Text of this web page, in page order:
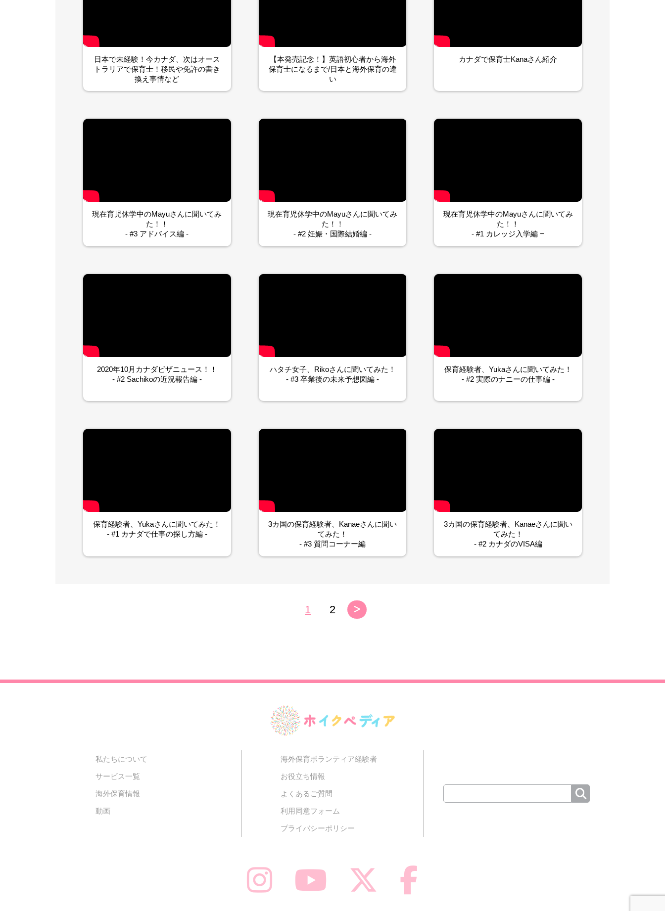
日本で未経験！今カナダ、次はオース
トラリアで保育士！移民や免許の書き
換え事情など
【本発売記念！】英語初心者から海外
保育士になるまで/日本と海外保育の違
い
カナダで保育士Kanaさん紹介
現在育児休学中のMayuさんに聞いてみ
た！！
- #3 アドバイス編 -
現在育児休学中のMayuさんに聞いてみ
た！！
- #2 妊娠・国際結婚編 -
現在育児休学中のMayuさんに聞いてみ
た！！
- #1 カレッジ入学編 −
2020年10月カナダビザニュース！！
- #2 Sachikoの近況報告編 -
ハタチ女子、Rikoさんに聞いてみた！
- #3 卒業後の未来予想図編 -
保育経験者、Yukaさんに聞いてみた！
- #2 実際のナニーの仕事編 -
保育経験者、Yukaさんに聞いてみた！
- #1 カナダで仕事の探し方編 -
3カ国の保育経験者、Kanaeさんに聞い
てみた！
- #3 質問コーナー編
3カ国の保育経験者、Kanaeさんに聞い
てみた！
- #2 カナダのVISA編
1 2
私たちについて
サービス一覧
海外保育情報
動画
海外保育ボランティア経験者
お役立ち情報
よくあるご質問
利用同意フォーム
プライバシーポリシー